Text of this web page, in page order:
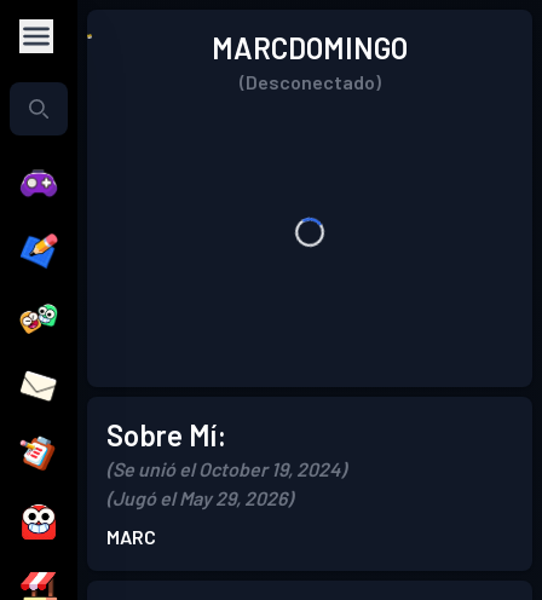
MARCDOMINGO
(Desconectado)
Sobre Mí:
(Se unió el October 19, 2024)
(Jugó el May 29, 2026)
MARC